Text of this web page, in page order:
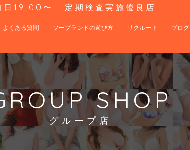
日19:00〜 定期検査実施優良店
よくある質問 ソープランドの遊び方 リクルート ブログ
SHOP
グループ店